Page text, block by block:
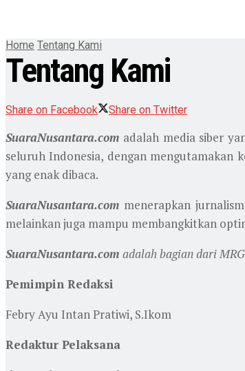
Home Tentang Kami
Tentang Kami
Share on Facebook Share on Twitter
SuaraNusantara.com adalah media siber
seluruh Indonesia, dengan mengutamakan
yang enak dibaca.
SuaraNusantara.com menerapkan
melainkan juga mampu membangkitkan
SuaraNusantara.com adalah bagian dari
Pemimpin Redaksi
Febry Ayu Intan Pratiwi, S.Ikom
Redaktur Pelaksana